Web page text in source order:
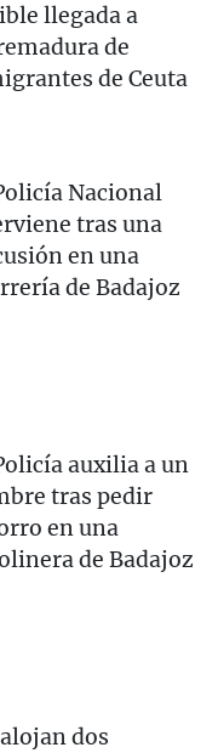
llegada a
de
de Ceuta
Nacional
tras una
en una
de Badajoz
auxilia a un
tras pedir
en una
de Badajoz
dos